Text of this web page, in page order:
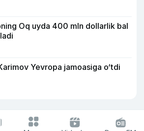
Oq uyda 400 mln dollarlik bal
Yevropa jamoasiga o‘tdi